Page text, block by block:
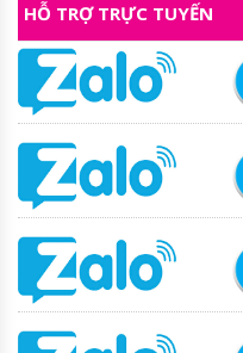
HỖ TRỢ TRỰC TUYẾN